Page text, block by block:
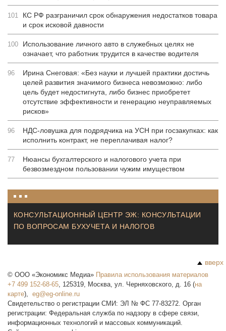
101
КС РФ разграничил срок обнаружения недостатков товара
и срок исковой давности
100
Использование личного авто в служебных целях не
означает, что работник трудится в качестве водителя
96
Ирина Снеговая: «Без науки и лучшей практики достичь
целей развития значимого бизнеса невозможно: либо
цель будет недостигнута, либо бизнес приобретет
отсутствие эффективности и генерацию неуправляемых
рисков»
96
НДС-ловушка для подрядчика на УСН при госзакупках: как
исполнить контракт, не переплачивая налог?
77
Нюансы бухгалтерского и налогового учета при
безвозмездном пользовании чужим имуществом
КОНСУЛЬТАЦИОННЫЙ ЦЕНТР ЭЖ: КОНСУЛЬТАЦИИ
ПО ВОПРОСАМ БУХУЧЕТА И НАЛОГОВ
вверх
© ООО «Экономикс Медиа» Правила использования материалов
+7 499 152-68-65, 125319, Москва, ул. Черняховского, д. 16 (на
карте),
Свидетельство о регистрации СМИ: ЭЛ № ФС 77-83272. Орган
регистрации: Федеральная служба по надзору в сфере связи,
информационных технологий и массовых коммуникаций.